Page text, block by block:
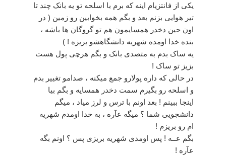
یکی از فانتزیام اینه که برم با اسلحه تو یه بانک چند تا
تیر هوایی بزنم بعد و بگم همه بخوابین رو زمین ( در
اون حین دخدر همسایمون هم تو گروگان ها باشه ،
بنده خدا اومده شهریه دانشگاهشو بریزه ! )
یه ساک بدم به متصدی بانک و بگم هرچی پول هست
بزیز تو ساک !
در حالی که داره پولارو جمع میکنه ، صدامو تغییر بدم
و اسلحه رو بگیرم سمت دخدر همسایه و بگم بیا
اینجا ببینم ! بعد اونم با ترس و لرز میاد ، میگم
دانشجویی شما ؟ میگه عآره ، به خدا اومدم شهریه
ام رو بریزم !
بگم عــه ! پس اومدی شهریه بریزی پس ؟ اونم بگه
عآره !